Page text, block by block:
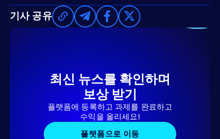
기사 공유
최신 뉴스를 확인하며
보상 받기
플랫폼에 등록하고 과제를 완료하고
수익을 올리세요!
플랫폼으로 이동